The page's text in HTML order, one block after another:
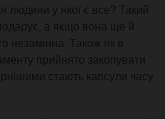
людини у якої є все? Такий
а якщо вона ще й
незамінна. Також як в
прийнято закопувати
стають капсули часу